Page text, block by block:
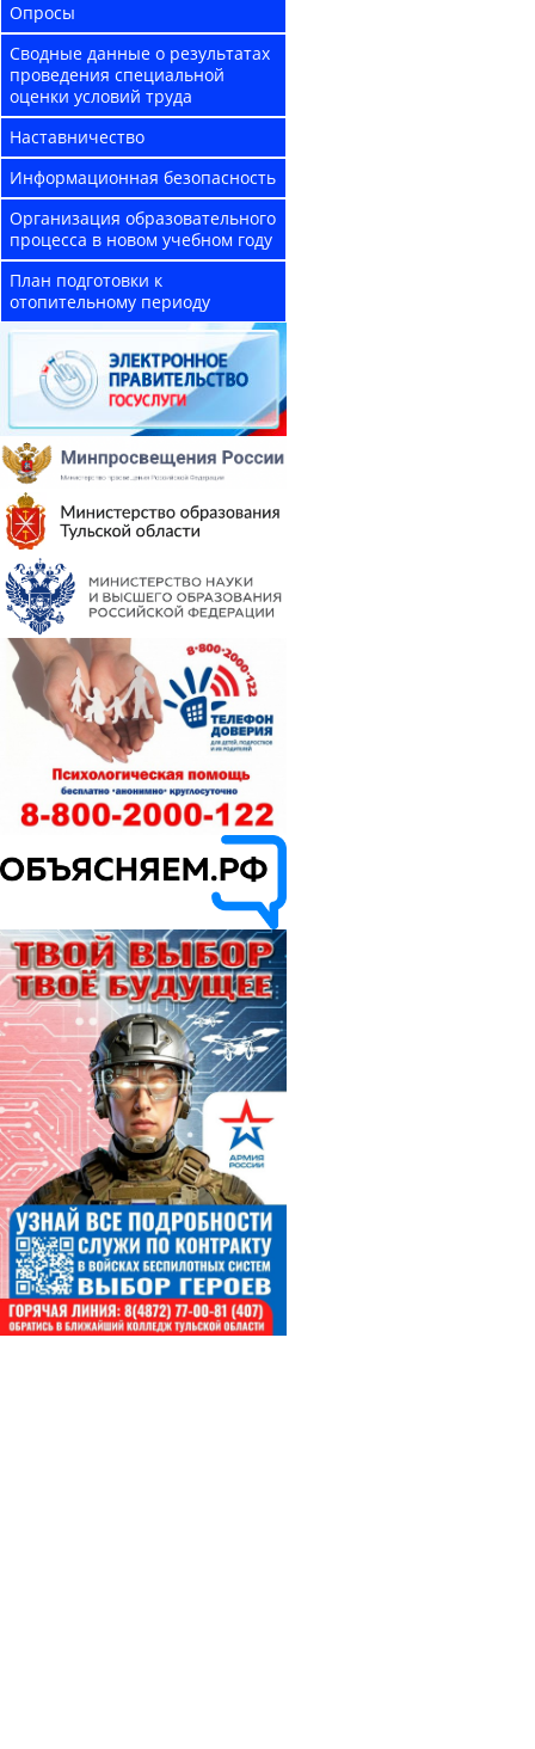
Опросы
Сводные данные о результатах
проведения специальной
оценки условий труда
Наставничество
Информационная безопасность
Организация образовательного
процесса в новом учебном году
План подготовки к
отопительному периоду